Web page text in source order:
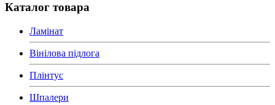
Каталог товара
Ламінат
Вінілова підлога
Плінтус
Шпалери